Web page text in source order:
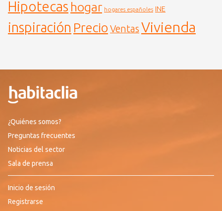
Hipotecas hogar hogares españoles INE
inspiración Precio Ventas Vivienda
¿Quiénes somos?
Preguntas frecuentes
Noticias del sector
Sala de prensa
Inicio de sesión
Registrarse